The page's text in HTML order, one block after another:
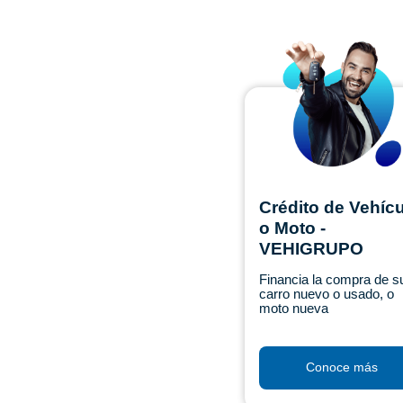
Crédito de
o Moto -
VEHIGRUPO
Financia la compra de
carro nuevo o usado, o
moto nueva
Conoce más